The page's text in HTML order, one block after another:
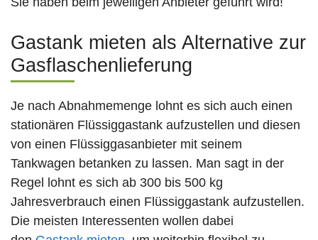
Gastank mieten als Alternative zur
Gasflaschenlieferung
Je nach Abnahmemenge lohnt es sich auch einen
stationären Flüssiggastank aufzustellen und diesen
von einen Flüssiggasanbieter mit seinem
Tankwagen betanken zu lassen. Man sagt in der
Regel lohnt es sich ab 300 bis 500 kg
Jahresverbrauch einen Flüssiggastank aufzustellen.
Die meisten Interessenten wollen dabei